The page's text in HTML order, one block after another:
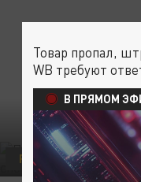
РУССКОЕ ОТКРЫТИЕ
Товар пропал,
WB требуют
В ПРЯМОМ